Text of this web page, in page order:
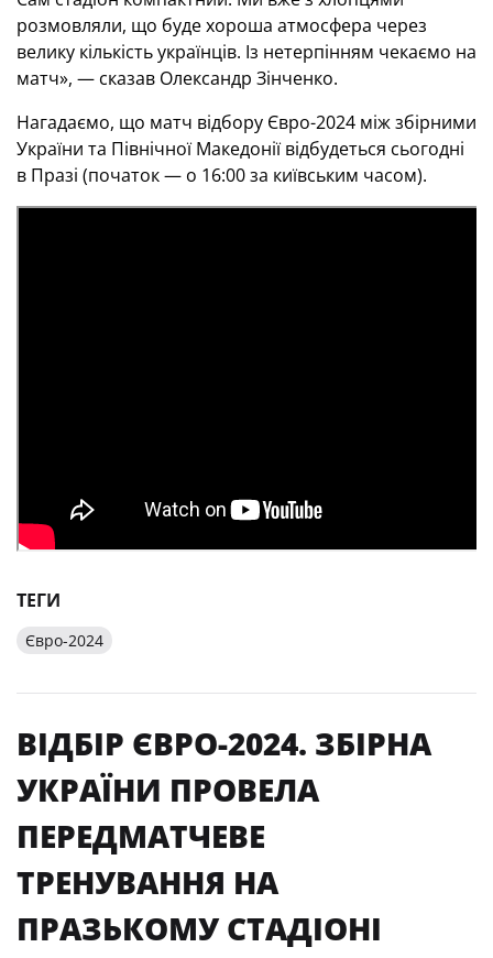
розмовляли, що буде хороша атмосфера через
велику кількість українців. Із нетерпінням чекаємо на
матч», — сказав Олександр Зінченко.
Нагадаємо, що матч відбору Євро-2024 між збірними
України та Північної Македонії відбудеться сьогодні
в Празі (початок — о 16:00 за київським часом).
ТЕГИ
Євро-2024
ВІДБІР ЄВРО-2024. ЗБІРНА
УКРАЇНИ ПРОВЕЛА
ПЕРЕДМАТЧЕВЕ
ТРЕНУВАННЯ НА
ПРАЗЬКОМУ СТАДІОНІ